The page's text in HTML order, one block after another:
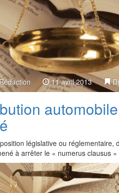
11 avril 2013
législative ou réglementaire,
à arrêter le « numerus clausus